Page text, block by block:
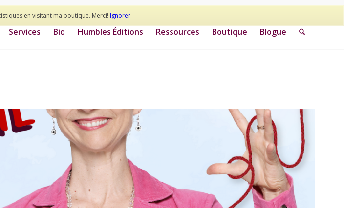
en visitant ma boutique. Merci! Ignorer
Services Bio Humbles Éditions Ressources Boutique Blogue